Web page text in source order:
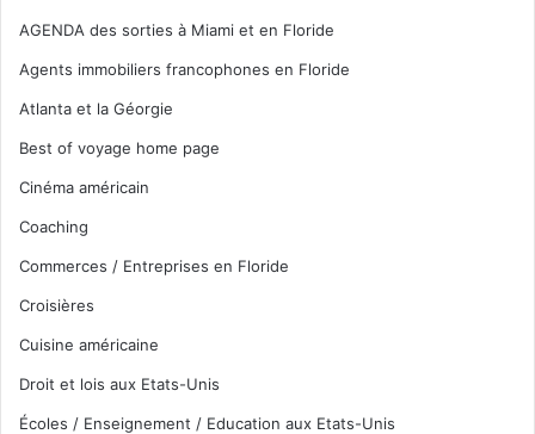
AGENDA des sorties à Miami et en Floride
Agents immobiliers francophones en Floride
Atlanta et la Géorgie
Best of voyage home page
Cinéma américain
Coaching
Commerces / Entreprises en Floride
Croisières
Cuisine américaine
Droit et lois aux Etats-Unis
Écoles / Enseignement / Education aux Etats-Unis